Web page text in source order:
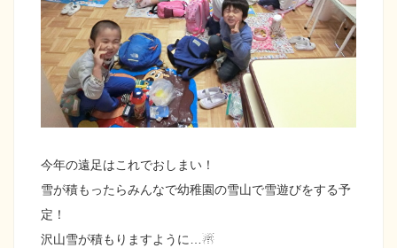
今年の遠足はこれでおしまい！
雪が積もったらみんなで幼稚園の雪山で雪遊びをする予
定！
沢山雪が積もりますように…☃